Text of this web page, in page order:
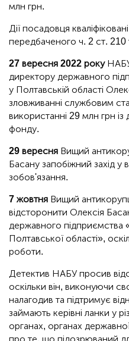
млн грн.
Дії посадовця
передбаченого ч. 2 ст. 210
27 вересня 2022 року
директору державного
у Полтавській області
зловживанні службовим
використанні 29 млн грн
фонду.
29 вересня Вищий
Басану запобіжний захід у
зобов'язання.
7 жовтня Вищий
відсторонити Олексія
державного підприємства
Полтавської області»,
роботи.
Детектив НАБУ просив
оскільки він, виконуючи
налагодив та підтримує
займають керівні ланки у
органах, органах